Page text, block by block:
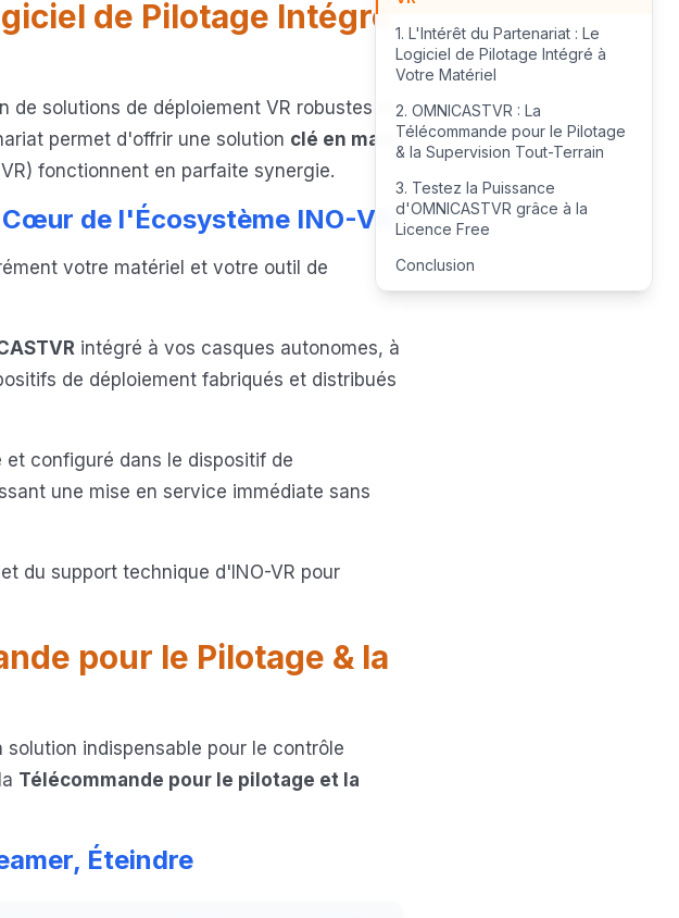
de Pilotage Intégré
solutions de déploiement VR robustes et
permet d'offrir une solution clé en main
fonctionnent en parfaite synergie.
de l'Écosystème INO-VR
votre matériel et votre outil de
intégré à vos casques autonomes, à
de déploiement fabriqués et distribués
configuré dans le dispositif de
une mise en service immédiate sans
du support technique d'INO-VR pour
pour le Pilotage & la
indispensable pour le contrôle
Télécommande pour le pilotage et la
Éteindre
1. L'Intérêt du Partenariat : Le
Logiciel de Pilotage Intégré à
Votre Matériel
2. OMNICASTVR : La
Télécommande pour le Pilotage
& la Supervision Tout-Terrain
3. Testez la Puissance
d'OMNICASTVR grâce à la
Licence Free
Conclusion